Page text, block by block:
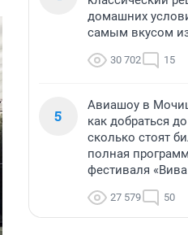
домашних
самым вкусом
30 702 15
5
Авиашоу в
как добраться
сколько стоят
полная
фестиваля
27 579 50